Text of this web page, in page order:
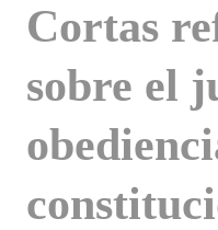
Cortas
sobre el